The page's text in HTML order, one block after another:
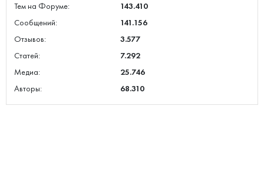
Тем на Форуме:
143.410
Сообщений:
141.156
Отзывов:
3.577
Статей:
7.292
Медиа:
25.746
Авторы:
68.310